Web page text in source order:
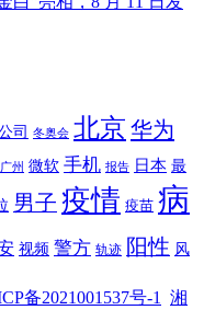
司 冬奥会 北京 华为
广州 微软 手机 报告 日本 最
男子 疫情 疫苗 病
视频 警方 轨迹 阳性 风
备2021001537号-1
湘